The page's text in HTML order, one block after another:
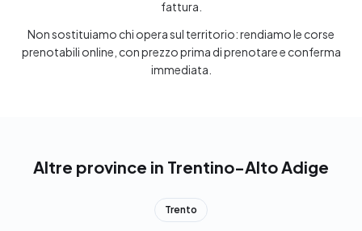
fattura.
Non sostituiamo chi opera sul territorio: rendiamo le corse
prenotabili online, con prezzo prima di prenotare e conferma
immediata.
Altre province in Trentino-Alto Adige
Trento